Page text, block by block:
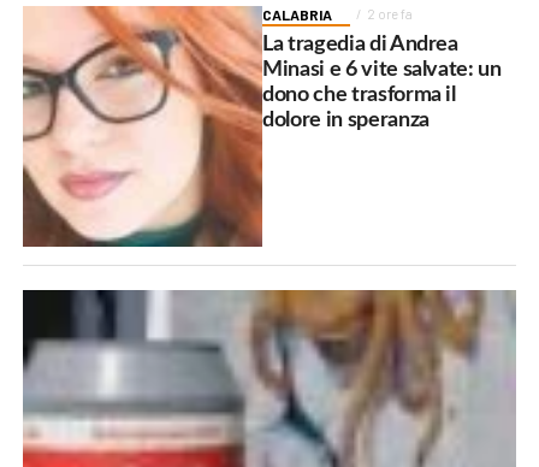
CALABRIA 2 ore fa
La tragedia di Andrea
Minasi e 6 vite salvate: un
dono che trasforma il
dolore in speranza